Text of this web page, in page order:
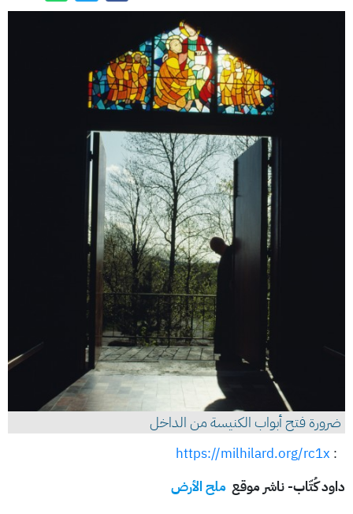
ضرورة فتح أبواب الكنيسة من الداخل
:
https://milhilard.org/rc1x
داود كُتّاب- ناشر موقع ملح الأرض